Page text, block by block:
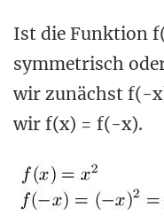
Ist die Funktion
symmetrisch
wir zunächst f(-
wir f(x) = f(-x).